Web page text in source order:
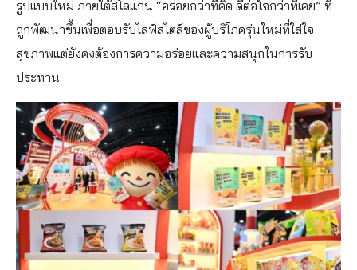
รูปแบบใหม่ ภายใต้สโลแกน “อร่อยกว่าที่คิด ดีต่อใจกว่าที่เคย” ที่
ถูกพัฒนาขึ้นเพื่อตอบรับไลฟ์สไตล์ของผู้บริโภครุ่นใหม่ที่ใส่ใจ
สุขภาพแต่ยังคงต้องการความอร่อยและความสนุกในการรับ
ประทาน